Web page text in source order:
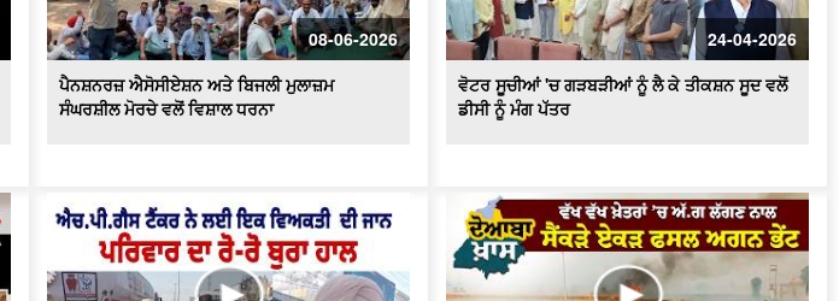
ਪਟਨਾ ਪੁਲਿਸ ਦੀ ਵੱਡੀ ਕਾਰਵਾਈ, ਧੋਖਾਧੜੀ ਦੇ
ਮਾਮਲੇ 'ਚ ਕਾਰੋਬਾਰੀ ਪਤੀ-ਪਤਨੀ ਗ੍ਰਿਫ਼ਤਾਰ
08-06-2026
ਪੈਨਸ਼ਨਰਜ਼ ਐਸੋਸੀਏਸ਼ਨ ਅਤੇ ਬਿਜਲੀ ਮੁਲਾਜ਼ਮ
ਸੰਘਰਸ਼ੀਲ ਮੋਰਚੇ ਵਲੋਂ ਵਿਸ਼ਾਲ ਧਰਨਾ
24-04-2026
ਵੋਟਰ ਸੂਚੀਆਂ 'ਚ ਗੜਬੜੀਆਂ ਨੂੰ ਲੈ ਕੇ ਤੀਕਸ਼ਨ ਸੂਦ ਵਲੋਂ
ਡੀਸੀ ਨੂੰ ਮੰਗ ਪੱਤਰ